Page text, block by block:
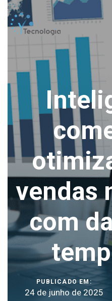
vendas
com
PUBLICADO EM:
24 de junho de 2025